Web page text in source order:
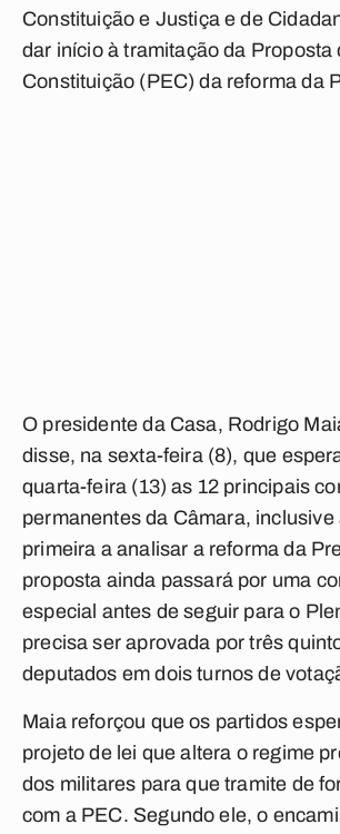
Constituição e Justiça e de
dar início à tramitação da Proposta
Constituição (PEC) da reforma da
O presidente da Casa, Rodrigo
disse, na sexta-feira (8), que
quarta-feira (13) as 12 principais
permanentes da Câmara, inclusive
primeira a analisar a reforma da
proposta ainda passará por uma
especial antes de seguir para o
precisa ser aprovada por três
deputados em dois turnos de
Maia reforçou que os partidos
projeto de lei que altera o regime
dos militares para que tramite de
com a PEC. Segundo ele, o